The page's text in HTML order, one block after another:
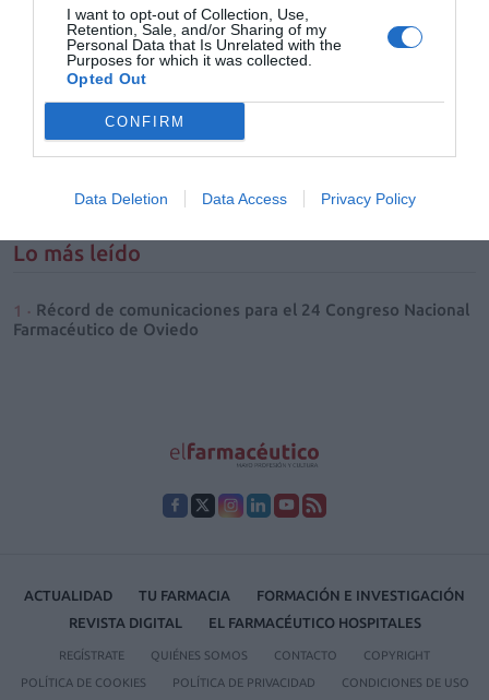
I want to opt-out of Collection, Use,
Retention, Sale, and/or Sharing of my
Personal Data that Is Unrelated with the
Purposes for which it was collected.
Opted Out
CONFIRM
Data Deletion Data Access Privacy Policy
El Parlamento Europeo, partidario de un acceso rápido a
medicamentos más baratos
Noticias y novedades Redacción
06/02/2013
El Parlamento Europeo se ha pronunciado hoy a favor de que los
pacientes tengan un acceso más rápido a medicamentos genéricos
más baratos. La directiva en cuestión obligaría a las autoridades
nacionales a cumplir con los nuevos plazos y requisitos de
transparencia en la fijación de los precios y el reembolso de los
Lo más leído
Récord de comunicaciones para el 24 Congreso Nacional
Farmacéutico de Oviedo
ACTUALIDAD TU FARMACIA
FORMACIÓN E INVESTIGACIÓN
REVISTA DIGITAL
EL FARMACÉUTICO HOSPITALES
REGÍSTRATE QUIÉNES SOMOS CONTACTO COPYRIGHT
POLÍTICA DE COOKIES POLÍTICA DE PRIVACIDAD CONDICIONES DE USO